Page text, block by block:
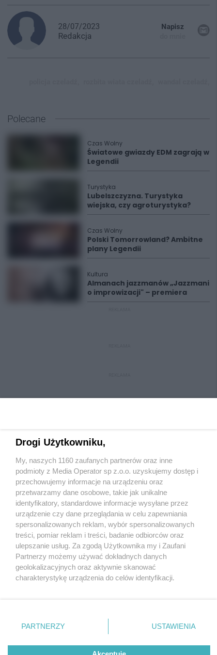
28/07/2023
Redakcja
Napisz
Polecane
Czas Wolny
Światowe gwiazdy EDM zagrają w
Legendii
Turystyka
Lubelszczyzna. Turystyka
wiejska, czy agroturystyka?
Czas Wolny
Polski Tomorrowland? Ambitne
plany Legendii
Kultura
Almanach jazzmanów „Jazzmani
o improwizacji" – premiera
Wydawca mediówlokalnych
Nie zapomnij
zapoznać się z:
polityką prywatności
Twojemiasto
Piekary Śląskie
Chorzów
Tarnowskie Góry
Gliwice
Skontakuj sięz nami
Kontakt
Redakcja
Newsletter
Drogi Użytkowniku,
My, naszych 1160 zaufanych partnerów oraz inne
podmioty z Media Operator sp z.o.o. uzyskujemy dostęp i
przechowujemy informacje na urządzeniu oraz
przetwarzamy dane osobowe, takie jak unikalne
identyfikatory, standardowe informacje wysyłane przez
urządzenie czy dane przeglądania w celu zapewniania
spersonalizowanych reklam, wybór spersonalizowanych
treści, pomiar reklam i treści, badanie odbiorców oraz
ulepszanie usług. Za zgodą Użytkownika my i Zaufani
Partnerzy możemy używać dokładnych danych
geolokalizacyjnych oraz aktywnie skanować
charakterystykę urządzenia do celów identyfikacji.
zmienić/wycofać klikając przycisk ustawień prywatności
znajdujący się w lewym dolnym rogu strony
rodzaje przetwarzania danych nie wymagają zgody
PARTNERZY USTAWIENIA